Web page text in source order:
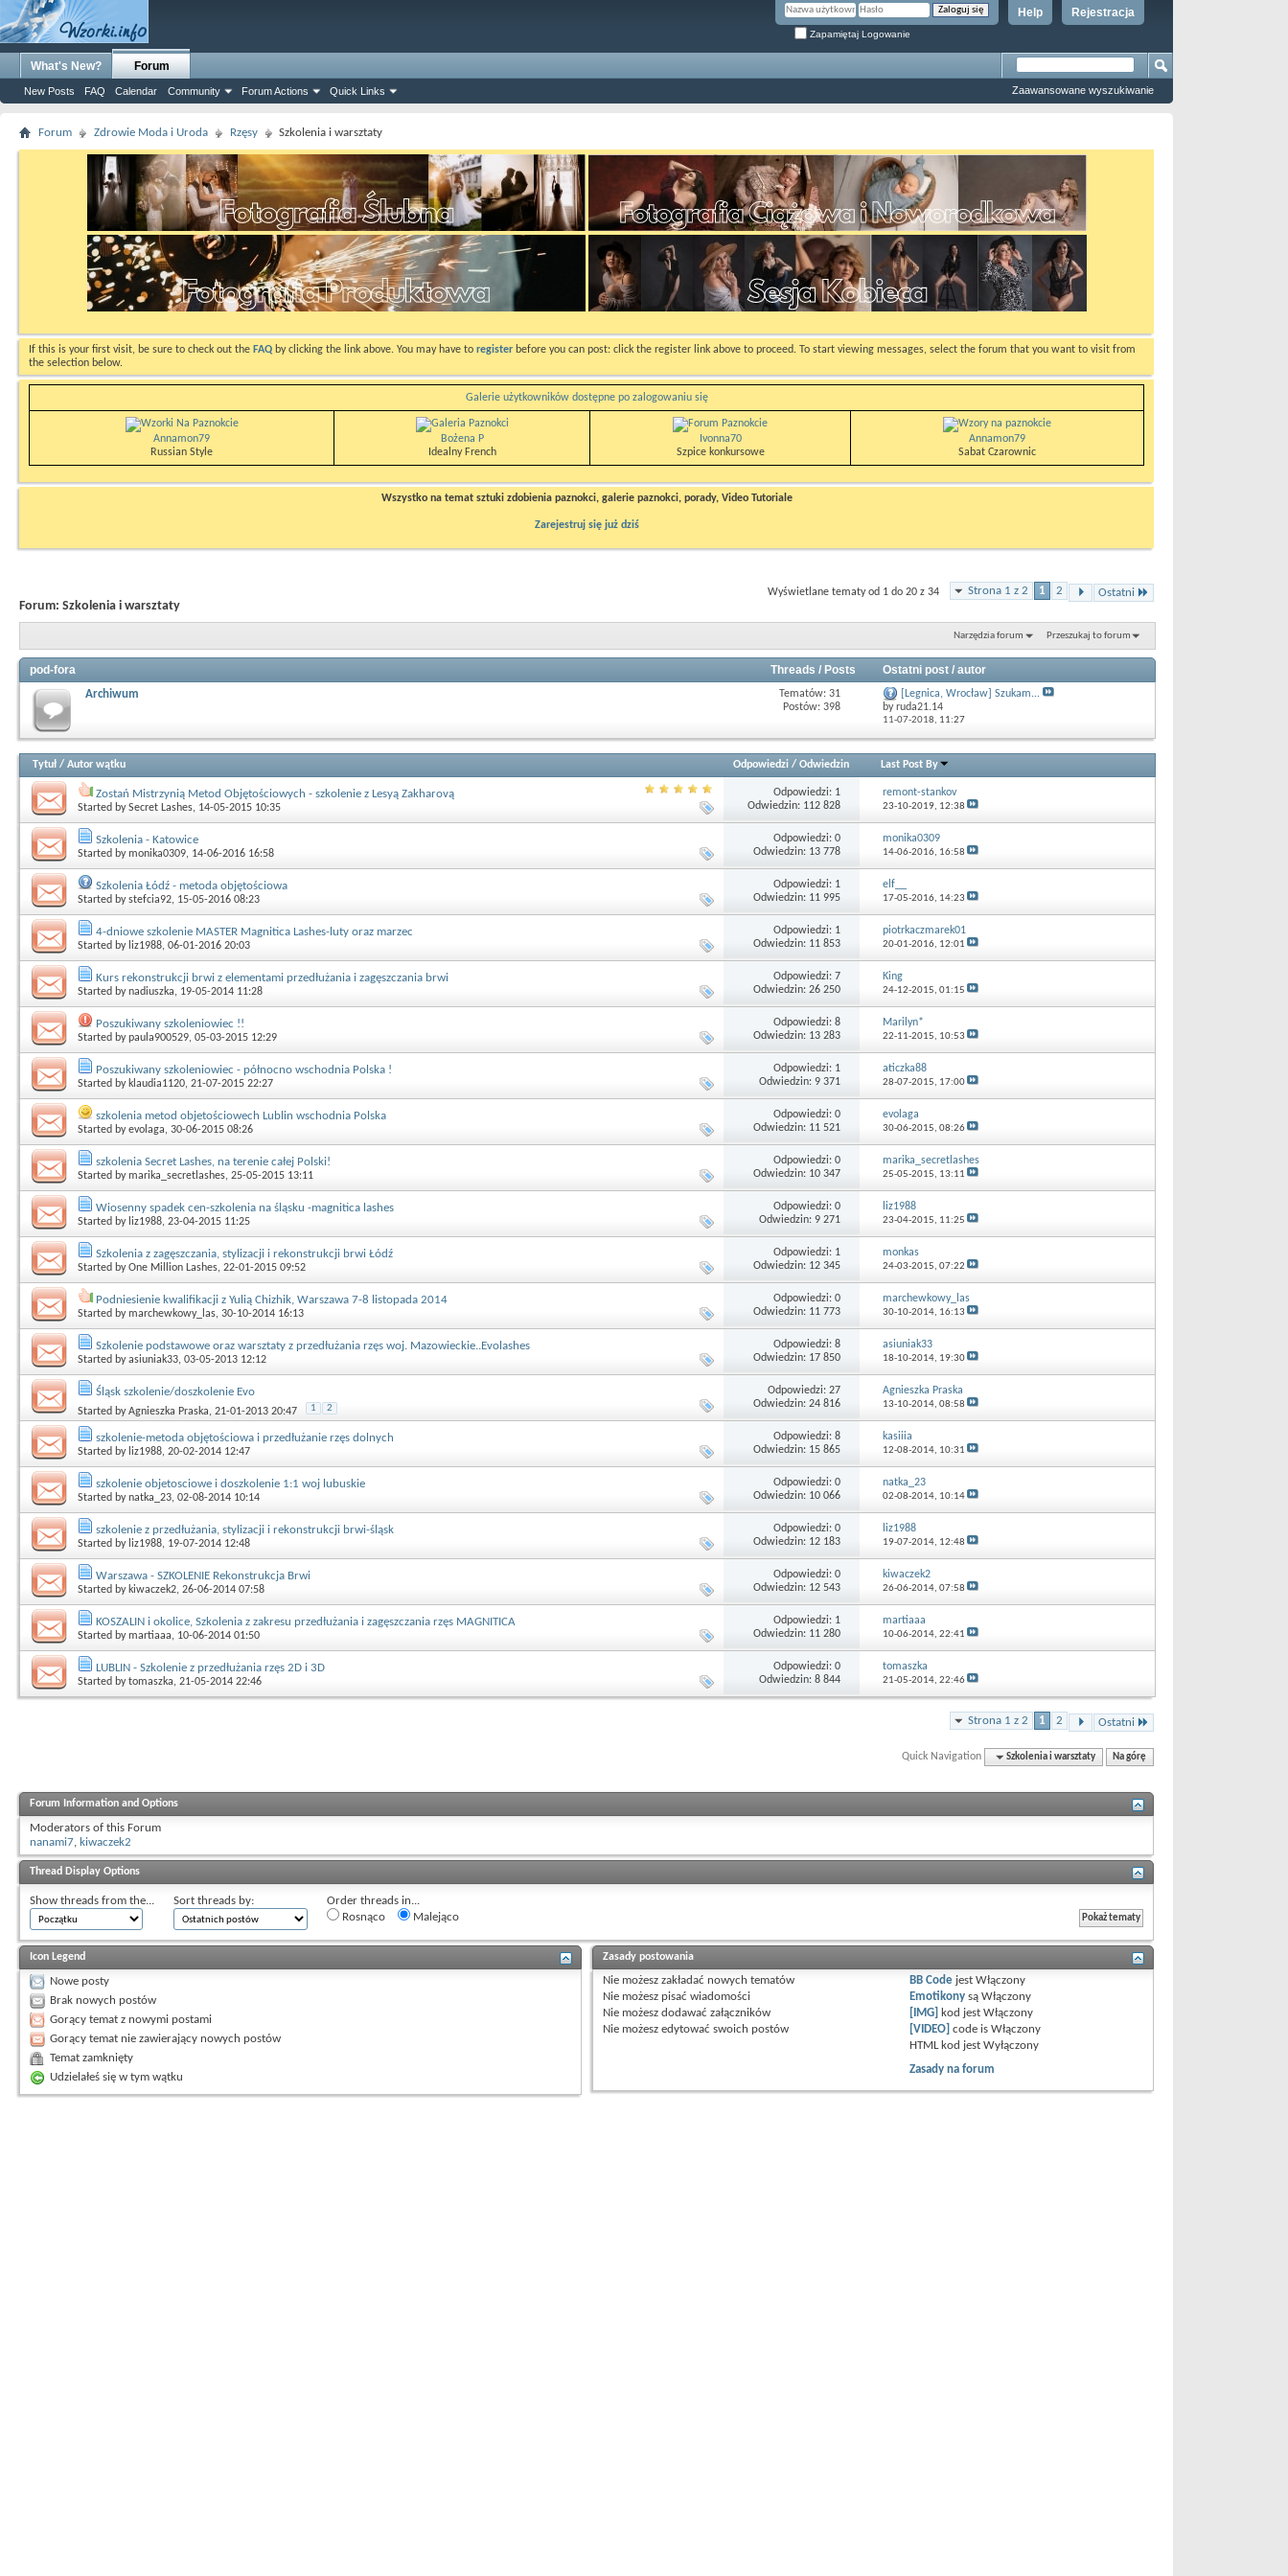
Rejestracja
Help
Zapamiętaj Logowanie
What's New? Forum
New Posts FAQ Calendar Community Forum Actions Quick Links Zaawansowane wyszukiwanie
Forum Zdrowie Moda i Uroda Rzęsy Szkolenia i warsztaty
If this is your first visit, be sure to check out the FAQ by clicking the link above. You may have to register before you can post: click the register link above to proceed. To start viewing messages, select the forum that you want to visit from
the selection below.
Galerie użytkowników dostępne po zalogowaniu się
Annamon79
Russian Style
Bożena P
Idealny French
Ivonna70
Szpice konkursowe
Annamon79
Sabat Czarownic
Wszystko na temat sztuki zdobienia paznokci, galerie paznokci, porady, Video Tutoriale
Zarejestruj się już dziś
Strona 1 z 2 1 2 Ostatni
Wyświetlane tematy od 1 do 20 z 34
Forum: Szkolenia i warsztaty
Narzędzia forum Przeszukaj to forum
pod-fora Threads / Posts Ostatni post / autor
Archiwum
Tematów: 31
Postów: 398
[Legnica, Wrocław] Szukam...
by ruda21.14
11-07-2018, 11:27
Tytuł / Autor wątku Odpowiedzi/ Odwiedzin Last Post By
Zostań Mistrzynią Metod Objętościowych - szkolenie z Lesyą Zakharovą
Started bySecret Lashes, 14-05-2015 10:35
Odpowiedzi: 1
Odwiedzin: 112 828
remont-stankov
23-10-2019, 12:38
Szkolenia - Katowice
Started bymonika0309, 14-06-2016 16:58
Odpowiedzi: 0
Odwiedzin: 13 778
monika0309
14-06-2016, 16:58
Szkolenia Łódź - metoda objętościowa
Started bystefcia92, 15-05-2016 08:23
Odpowiedzi: 1
Odwiedzin: 11 995
elf__
17-05-2016, 14:23
4-dniowe szkolenie MASTER Magnitica Lashes-luty oraz marzec
Started by liz1988, 06-01-2016 20:03
Odpowiedzi: 1
Odwiedzin: 11 853
piotrkaczmarek01
20-01-2016, 12:01
Kurs rekonstrukcji brwi z elementami przedłużania i zagęszczania brwi
Started bynadiuszka, 19-05-2014 11:28
Odpowiedzi: 7
Odwiedzin: 26 250
King
24-12-2015, 01:15
Poszukiwany szkoleniowiec !!
Started bypaula900529, 05-03-2015 12:29
Odpowiedzi: 8
Odwiedzin: 13 283
Marilyn*
22-11-2015, 10:53
Poszukiwany szkoleniowiec - północno wschodnia Polska !
Started by klaudia1120, 21-07-2015 22:27
Odpowiedzi: 1
Odwiedzin: 9 371
aticzka88
28-07-2015, 17:00
szkolenia metod objetościowech Lublin wschodnia Polska
Started byevolaga, 30-06-2015 08:26
Odpowiedzi: 0
Odwiedzin: 11 521
evolaga
30-06-2015, 08:26
szkolenia Secret Lashes, na terenie całej Polski!
Started bymarika_secretlashes, 25-05-2015 13:11
Odpowiedzi: 0
Odwiedzin: 10 347
marika_secretlashes
25-05-2015, 13:11
Wiosenny spadek cen-szkolenia na śląsku -magnitica lashes
Started by liz1988, 23-04-2015 11:25
Odpowiedzi: 0
Odwiedzin: 9 271
liz1988
23-04-2015, 11:25
Szkolenia z zagęszczania, stylizacji i rekonstrukcji brwi Łódź
Started byOne Million Lashes, 22-01-2015 09:52
Odpowiedzi: 1
Odwiedzin: 12 345
monkas
24-03-2015, 07:22
Podniesienie kwalifikacji z Yulią Chizhik, Warszawa 7-8 listopada 2014
Started bymarchewkowy_las, 30-10-2014 16:13
Odpowiedzi: 0
Odwiedzin: 11 773
marchewkowy_las
30-10-2014, 16:13
Szkolenie podstawowe oraz warsztaty z przedłużania rzęs woj. Mazowieckie..Evolashes
Started byasiuniak33, 03-05-2013 12:12
Odpowiedzi: 8
Odwiedzin: 17 850
asiuniak33
18-10-2014, 19:30
Śląsk szkolenie/doszkolenie Evo
Started byAgnieszka Praska, 21-01-2013 20:47 1 2
Odpowiedzi: 27
Odwiedzin: 24 816
Agnieszka Praska
13-10-2014, 08:58
szkolenie-metoda objętościowa i przedłużanie rzęs dolnych
Started by liz1988, 20-02-2014 12:47
Odpowiedzi: 8
Odwiedzin: 15 865
kasiiia
12-08-2014, 10:31
szkolenie objetosciowe i doszkolenie 1:1 woj lubuskie
Started bynatka_23, 02-08-2014 10:14
Odpowiedzi: 0
Odwiedzin: 10 066
natka_23
02-08-2014, 10:14
szkolenie z przedłużania, stylizacji i rekonstrukcji brwi-śląsk
Started by liz1988, 19-07-2014 12:48
Odpowiedzi: 0
Odwiedzin: 12 183
liz1988
19-07-2014, 12:48
Warszawa - SZKOLENIE Rekonstrukcja Brwi
Started by kiwaczek2, 26-06-2014 07:58
Odpowiedzi: 0
Odwiedzin: 12 543
kiwaczek2
26-06-2014, 07:58
KOSZALIN i okolice, Szkolenia z zakresu przedłużania i zagęszczania rzęs MAGNITICA
Started bymartiaaa, 10-06-2014 01:50
Odpowiedzi: 1
Odwiedzin: 11 280
martiaaa
10-06-2014, 22:41
LUBLIN - Szkolenie z przedłużania rzęs 2D i 3D
Started bytomaszka, 21-05-2014 22:46
Odpowiedzi: 0
Odwiedzin: 8 844
tomaszka
21-05-2014, 22:46
Strona 1 z 2 1 2 Ostatni
Quick Navigation Szkolenia i warsztaty Na górę
Forum Information and Options
Moderators of this Forum
nanami7, kiwaczek2
Thread Display Options
Show threads from the... Sort threads by:
Order threads in...
Rosnąco
Malejąco
Icon Legend
Nowe posty
Brak nowych postów
Gorący temat z nowymi postami
Gorący temat nie zawierający nowych postów
Temat zamknięty
Udzielałeś się w tym wątku
Zasady postowania
Nie możeszzakładać nowych tematów
Nie możeszpisać wiadomości
Nie możeszdodawać załączników
Nie możeszedytować swoich postów
BB Code jestWłączony
Emotikony sąWłączony
[IMG] kod jestWłączony
[VIDEO] code isWłączony
HTML kod jestWyłączony
Zasady na forum